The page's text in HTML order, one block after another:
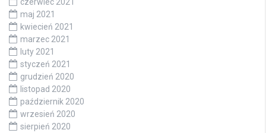
maj 2021
kwiecień 2021
marzec 2021
luty 2021
styczeń 2021
grudzień 2020
listopad 2020
październik 2020
wrzesień 2020
sierpień 2020